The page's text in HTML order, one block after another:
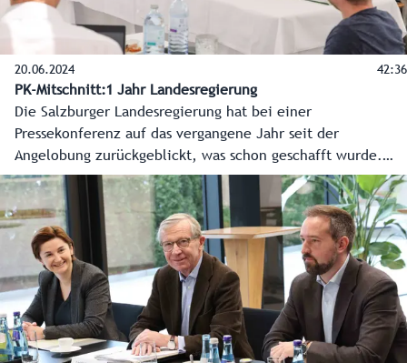
20.06.2024 42:36
PK-Mitschnitt:1 Jahr Landesregierung
Die Salzburger Landesregierung hat bei einer
Pressekonferenz auf das vergangene Jahr seit der
Angelobung zurückgeblickt, was schon geschafft wurde.
Aber der Blick ging noch viel mehr nach vorne, welche
Vorhaben und Schlüsselprojekte für das gesamte
Bundesland anstehen. Hier die O-Töne der
Regierungsspitzen Landeshauptmann Wilfried Haslauer und
Landeshauptmann-Stellvertreterin Marlene Svazek.